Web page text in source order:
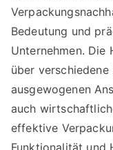
Bedeutung und
Unternehmen. Die
über
ausgewogenen
auch
effektive
Funktionalität und